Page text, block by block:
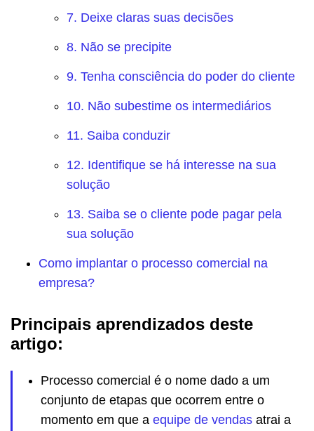
7. Deixe claras suas decisões
8. Não se precipite
9. Tenha consciência do poder do cliente
10. Não subestime os intermediários
11. Saiba conduzir
12. Identifique se há interesse na sua
solução
13. Saiba se o cliente pode pagar pela
sua solução
Como implantar o processo comercial na
empresa?
Principais aprendizados deste
artigo:
Processo comercial é o nome dado a um
conjunto de etapas que ocorrem entre o
momento em que a equipe de vendas atrai a